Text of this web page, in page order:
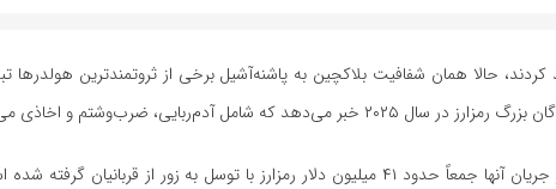
حالا همان شفافیت بلاکچین به پاشنه‌آشیل برخی از ثروتمندترین
بر اساس این گزارش، تاکنون ۷۲ مورد حمله فیزیکی تأیید شده که در جریان آنها جمعاً حدود ۴۱ میلیون دلار رمزارز با توسل به زور